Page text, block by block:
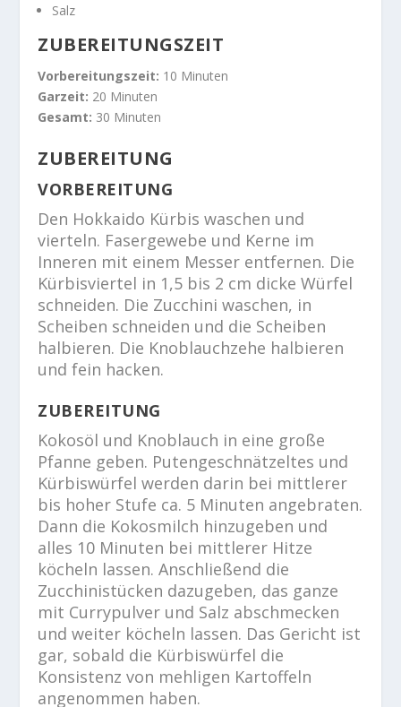
Salz
ZUBEREITUNGSZEIT
Vorbereitungszeit: 10 Minuten
Garzeit: 20 Minuten
Gesamt: 30 Minuten
ZUBEREITUNG
VORBEREITUNG
Den Hokkaido Kürbis waschen und
vierteln. Fasergewebe und Kerne im
Inneren mit einem Messer entfernen. Die
Kürbisviertel in 1,5 bis 2 cm dicke Würfel
schneiden. Die Zucchini waschen, in
Scheiben schneiden und die Scheiben
halbieren. Die Knoblauchzehe halbieren
und fein hacken.
ZUBEREITUNG
Kokosöl und Knoblauch in eine große
Pfanne geben. Putengeschnätzeltes und
Kürbiswürfel werden darin bei mittlerer
bis hoher Stufe ca. 5 Minuten angebraten.
Dann die Kokosmilch hinzugeben und
alles 10 Minuten bei mittlerer Hitze
köcheln lassen. Anschließend die
Zucchinistücken dazugeben, das ganze
mit Currypulver und Salz abschmecken
und weiter köcheln lassen. Das Gericht ist
gar, sobald die Kürbiswürfel die
Konsistenz von mehligen Kartoffeln
angenommen haben.